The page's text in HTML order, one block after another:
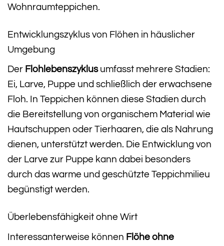
Wohnraumteppichen.
Entwicklungszyklus von Flöhen in häuslicher
Umgebung
Der Flohlebenszyklusumfasst mehrere Stadien:
Ei, Larve, Puppe und schließlich der erwachsene
Floh. In Teppichen können diese Stadien durch
die Bereitstellung von organischem Material wie
Hautschuppen oder Tierhaaren, die als Nahrung
dienen, unterstützt werden. Die Entwicklung von
der Larve zur Puppe kann dabei besonders
durch das warme und geschützte Teppichmilieu
begünstigt werden.
Überlebensfähigkeit ohne Wirt
Interessanterweise können Flöhe ohne